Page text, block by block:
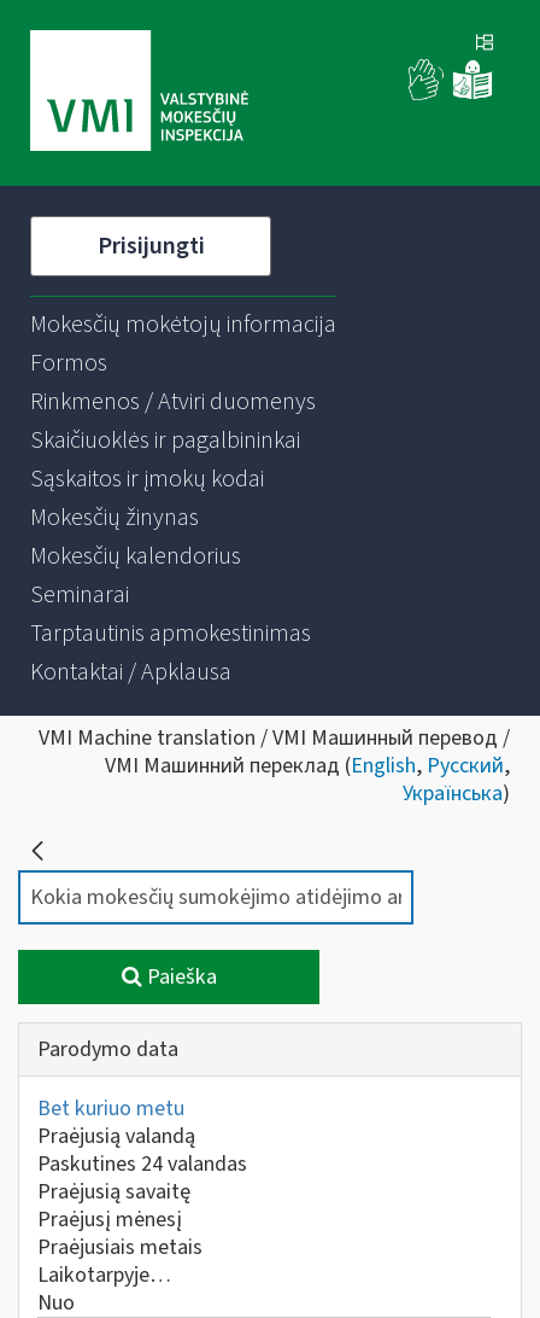
Prisijungti
Mokesčių mokėtojų informacija
Formos
Rinkmenos / Atviri duomenys
Skaičiuoklės ir pagalbininkai
Sąskaitos ir įmokų kodai
Mokesčių žinynas
Mokesčių kalendorius
Seminarai
Tarptautinis apmokestinimas
Kontaktai / Apklausa
VMI Machine translation / VMI Машинный перевод /
VMI Машинний переклад (English, Русский,
Українська)
Paieška
Parodymo data
Bet kuriuo metu
Praėjusią valandą
Paskutines 24 valandas
Praėjusią savaitę
Praėjusį mėnesį
Praėjusiais metais
Laikotarpyje…
Nuo